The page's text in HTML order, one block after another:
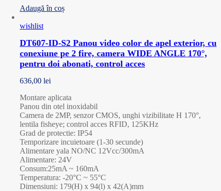
Adaugă în coș
wishlist
DT607-ID-S2 Panou video color de apel exterior, cu
conexiune pe 2 fire, camera WIDE ANGLE 170°,
pentru doi abonati, control acces
636,00 lei
Montare aplicata
Panou din otel inoxidabil
Camera de 2MP, senzor CMOS, unghi vizibilitate H 170°,
lentila fisheye; control acces RFID, 125KHz
Grad de protectie: IP54
Temporizare incuietoare (1-30 secunde)
Alimentare yala NO/NC 12Vcc/300mA
Alimentare: 24V
Consum:25mA ~ 160mA
Temperatura: -20°C ~ 55°C
Dimensiuni: 179(H) x 94(l) x 42(A)mm